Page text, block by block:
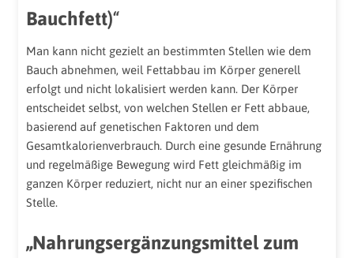
Bauchfett)“
Man kann nicht gezielt an bestimmten Stellen wie dem
Bauch abnehmen, weil Fettabbau im Körper generell
erfolgt und nicht lokalisiert werden kann. Der Körper
entscheidet selbst, von welchen Stellen er Fett abbaue,
basierend auf genetischen Faktoren und dem
Gesamtkalorienverbrauch. Durch eine gesunde Ernährung
und regelmäßige Bewegung wird Fett gleichmäßig im
ganzen Körper reduziert, nicht nur an einer spezifischen
Stelle.
„Nahrungsergänzungsmittel zum